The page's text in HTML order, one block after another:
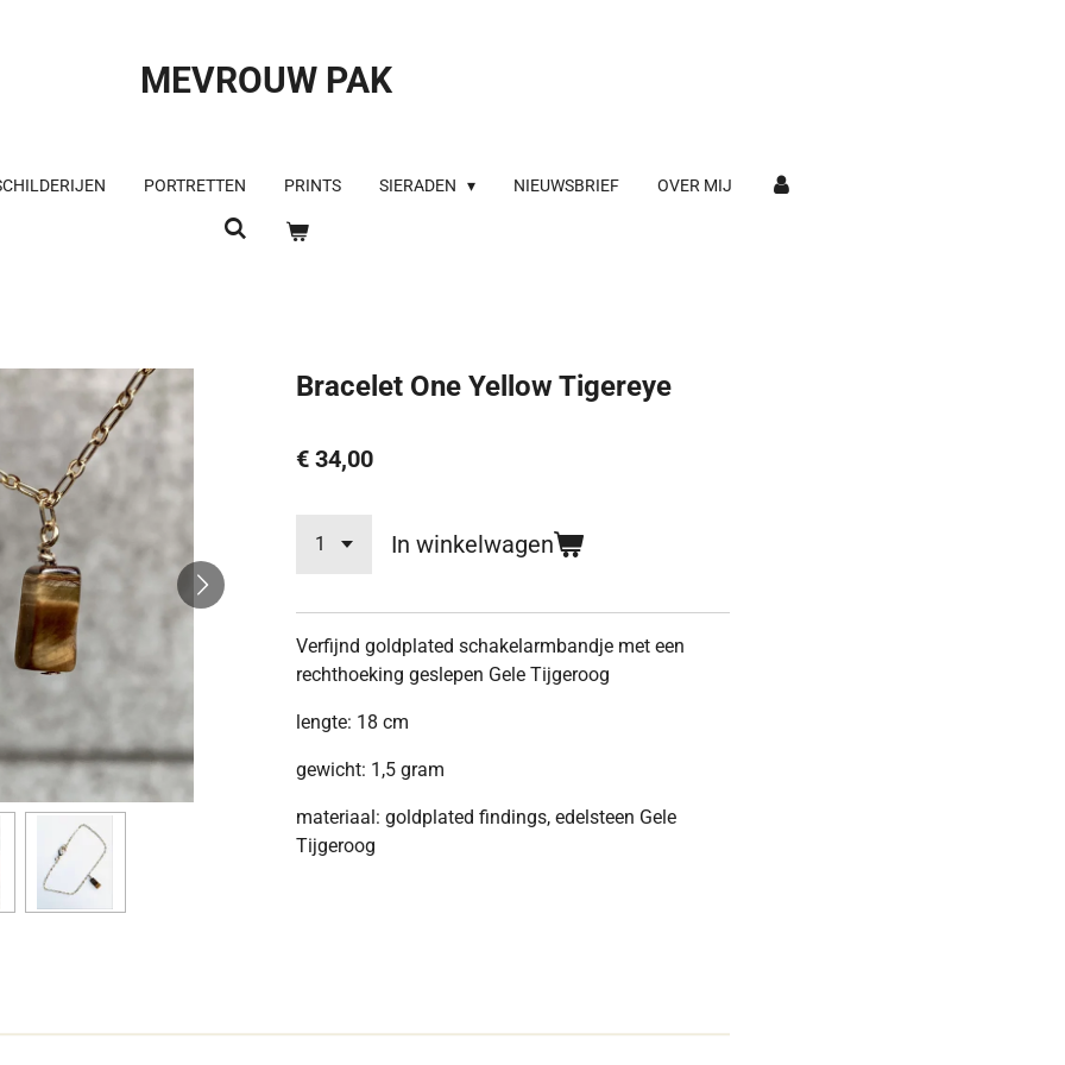
MEVROUW PAK
PORTRETTEN PRINTS SIERADEN NIEUWSBRIEF OVER MIJ
Bracelet One Yellow Tigereye
€ 34,00
In winkelwagen
Verfijnd goldplated schakelarmbandje met een
rechthoeking geslepen Gele Tijgeroog
lengte: 18 cm
gewicht: 1,5 gram
materiaal: goldplated findings, edelsteen Gele
Tijgeroog